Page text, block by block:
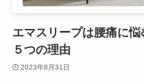
エマスリープは腰痛に
５つの理由
2023年8月31日